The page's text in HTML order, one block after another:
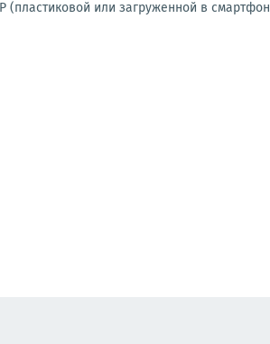
(пластиковой или загруженной в